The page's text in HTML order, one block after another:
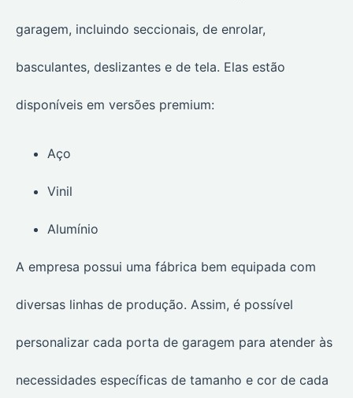
garagem, incluindo seccionais, de enrolar,
basculantes, deslizantes e de tela. Elas estão
disponíveis em versões premium:
Aço
Vinil
Alumínio
A empresa possui uma fábrica bem equipada com
diversas linhas de produção. Assim, é possível
personalizar cada porta de garagem para atender às
necessidades específicas de tamanho e cor de cada